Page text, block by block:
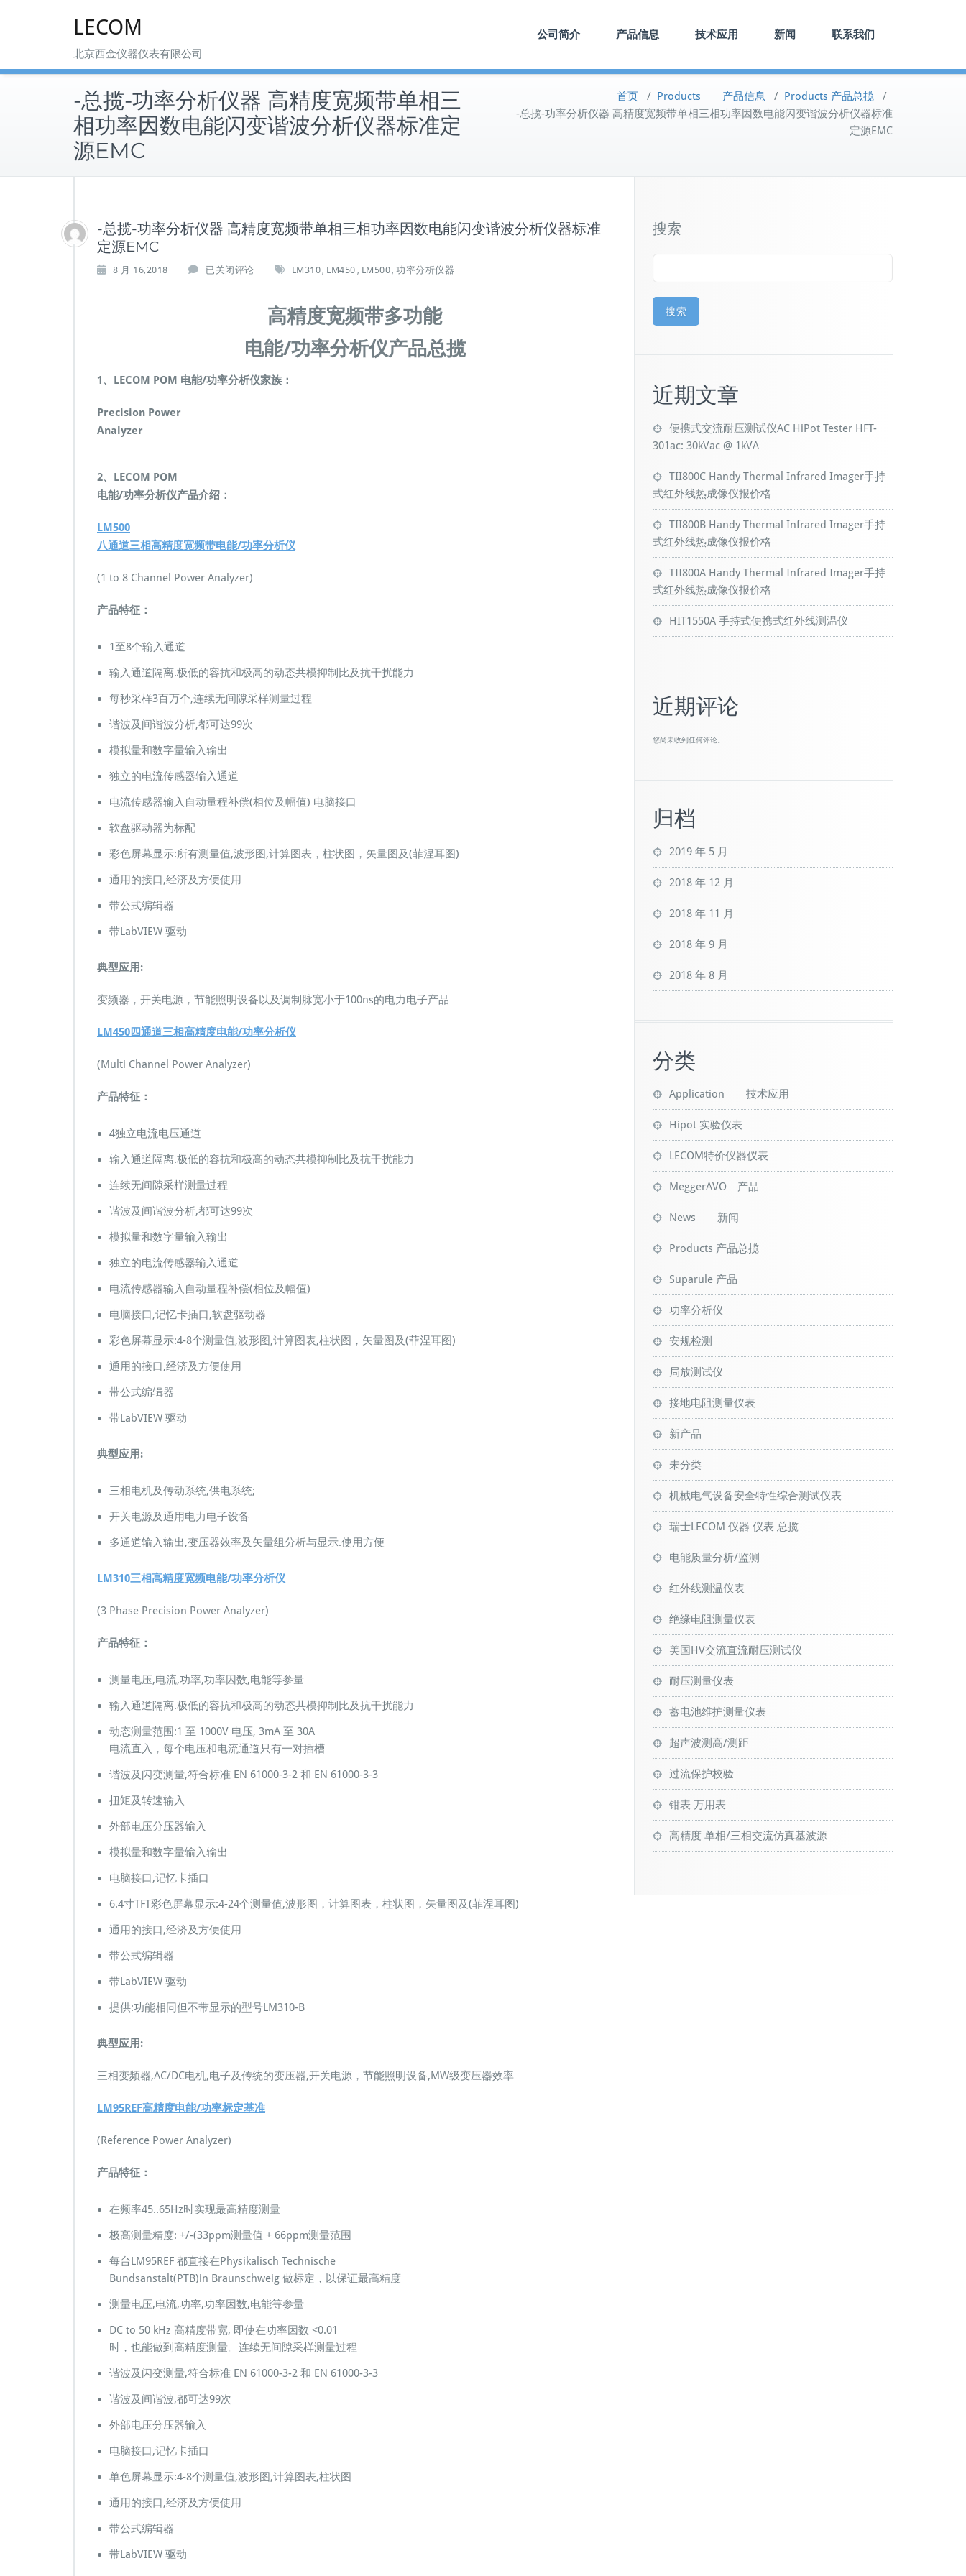
LECOM
北京西金仪器仪表有限公司
公司简介 产品信息 技术应用 新闻 联系我们
-总揽-功率分析仪器 高精度宽频带单相三
相功率因数电能闪变谐波分析仪器标准定
源EMC
首页 / Products 产品信息 / Products 产品总揽 /
-总揽-功率分析仪器 高精度宽频带单相三相功率因数电能闪变谐波分析仪器标准
定源EMC
-总揽-功率分析仪器 高精度宽频带单相三相功率因数电能闪变谐波分析仪器标准
定源EMC
8 月 16,2018
-
器
相
功
因
数
波
析
器
标
准
定
E
已关闭评论 LM310 LM450 LM500 功率分析仪器
高精度宽频带多功能
电能/功率分析仪产品总揽
1、LECOM POM 电能/功率分析仪家族：
Precision Power
Analyzer
2、LECOM POM
电能/功率分析仪产品介绍：
LM500
八通道三相高精度宽频带电能/功率分析仪
(1 to 8 Channel Power Analyzer)
产品特征：
1至8个输入通道
输入通道隔离.极低的容抗和极高的动态共模抑制比及抗干扰能力
每秒采样3百万个,连续无间隙采样测量过程
谐波及间谐波分析,都可达99次
模拟量和数字量输入输出
独立的电流传感器输入通道
电流传感器输入自动量程补偿(相位及幅值) 电脑接口
软盘驱动器为标配
彩色屏幕显示:所有测量值,波形图,计算图表，柱状图，矢量图及(菲涅耳图)
通用的接口,经济及方便使用
带公式编辑器
带LabVIEW 驱动
典型应用:
变频器，开关电源，节能照明设备以及调制脉宽小于100ns的电力电子产品
LM450四通道三相高精度电能/功率分析仪
(Multi Channel Power Analyzer)
产品特征：
4独立电流电压通道
输入通道隔离.极低的容抗和极高的动态共模抑制比及抗干扰能力
连续无间隙采样测量过程
谐波及间谐波分析,都可达99次
模拟量和数字量输入输出
独立的电流传感器输入通道
电流传感器输入自动量程补偿(相位及幅值)
电脑接口,记忆卡插口,软盘驱动器
彩色屏幕显示:4-8个测量值,波形图,计算图表,柱状图，矢量图及(菲涅耳图)
通用的接口,经济及方便使用
带公式编辑器
带LabVIEW 驱动
典型应用:
三相电机及传动系统,供电系统;
开关电源及通用电力电子设备
多通道输入输出,变压器效率及矢量组分析与显示.使用方便
LM310三相高精度宽频电能/功率分析仪
(3 Phase Precision Power Analyzer)
产品特征：
测量电压,电流,功率,功率因数,电能等参量
输入通道隔离.极低的容抗和极高的动态共模抑制比及抗干扰能力
动态测量范围:1 至 1000V 电压, 3mA 至 30A
电流直入，每个电压和电流通道只有一对插槽
谐波及闪变测量,符合标准 EN 61000-3-2 和 EN 61000-3-3
扭矩及转速输入
外部电压分压器输入
模拟量和数字量输入输出
电脑接口,记忆卡插口
6.4寸TFT彩色屏幕显示:4-24个测量值,波形图，计算图表，柱状图，矢量图及(菲涅耳图)
通用的接口,经济及方便使用
带公式编辑器
带LabVIEW 驱动
提供:功能相同但不带显示的型号LM310-B
典型应用:
三相变频器,AC/DC电机,电子及传统的变压器,开关电源，节能照明设备,MW级变压器效率
LM95REF高精度电能/功率标定基准
(Reference Power Analyzer)
产品特征：
在频率45..65Hz时实现最高精度测量
极高测量精度: +/-(33ppm测量值 + 66ppm测量范围
每台LM95REF 都直接在Physikalisch Technische
Bundsanstalt(PTB)in Braunschweig 做标定，以保证最高精度
测量电压,电流,功率,功率因数,电能等参量
DC to 50 kHz 高精度带宽, 即使在功率因数 <0.01
时，也能做到高精度测量。连续无间隙采样测量过程
谐波及闪变测量,符合标准 EN 61000-3-2 和 EN 61000-3-3
谐波及间谐波,都可达99次
外部电压分压器输入
电脑接口,记忆卡插口
单色屏幕显示:4-8个测量值,波形图,计算图表,柱状图
通用的接口,经济及方便使用
带公式编辑器
带LabVIEW 驱动
搜索
搜索
近期文章
便携式交流耐压测试仪AC HiPot Tester HFT-
301ac: 30kVac @ 1kVA
TII800C Handy Thermal Infrared Imager手持
式红外线热成像仪报价格
TII800B Handy Thermal Infrared Imager手持
式红外线热成像仪报价格
TII800A Handy Thermal Infrared Imager手持
式红外线热成像仪报价格
HIT1550A 手持式便携式红外线测温仪
近期评论
您尚未收到任何评论。
归档
2019 年 5 月
2018 年 12 月
2018 年 11 月
2018 年 9 月
2018 年 8 月
分类
Application 技术应用
Hipot 实验仪表
LECOM特价仪器仪表
MeggerAVO 产品
News 新闻
Products 产品总揽
Suparule 产品
功率分析仪
安规检测
局放测试仪
接地电阻测量仪表
新产品
未分类
机械电气设备安全特性综合测试仪表
瑞士LECOM 仪器 仪表 总揽
电能质量分析/监测
红外线测温仪表
绝缘电阻测量仪表
美国HV交流直流耐压测试仪
耐压测量仪表
蓄电池维护测量仪表
超声波测高/测距
过流保护校验
钳表 万用表
高精度 单相/三相交流仿真基波源